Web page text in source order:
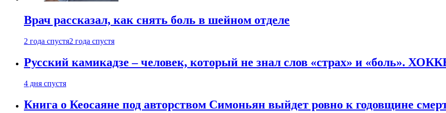
Врач рассказал, как снять боль в шейном отделе
2 года спустя2 года спустя
Русский камикадзе – человек, который не знал слов «страх» и «боль».
4 дня спустя
Книга о Кеосаяне под авторством Симоньян выйдет ровно к годовщине